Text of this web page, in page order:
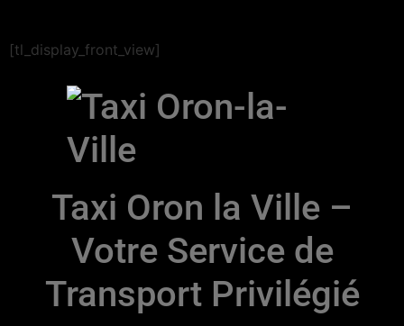
[tl_display_front_view]
Taxi Oron la Ville –
Votre Service de
Transport Privilégié